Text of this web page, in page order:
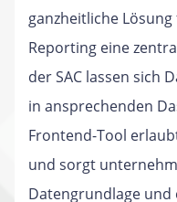
ganzheitliche
Reporting eine
der SAC lassen sich
in ansprechenden
Frontend-Tool
und sorgt
Datengrundlage